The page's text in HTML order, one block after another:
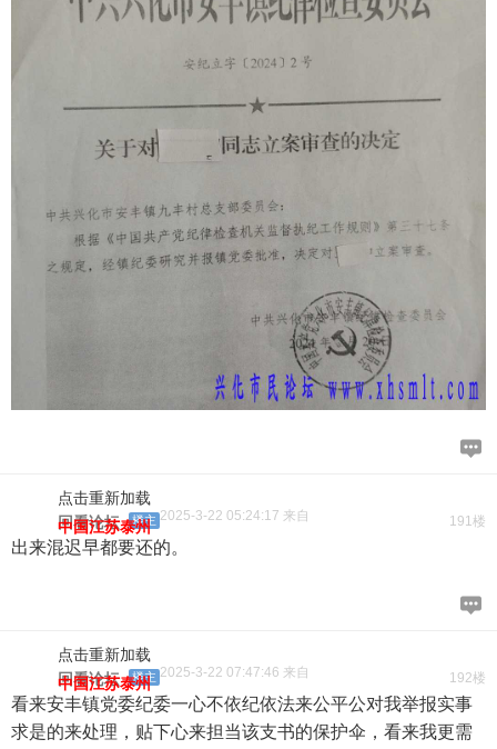
点击重新加载
191楼
回看论坛 楼主 2025-3-22 05:24:17 来自
中国江苏泰州
出来混迟早都要还的。
点击重新加载
192楼
回看论坛 楼主 2025-3-22 07:47:46 来自
中国江苏泰州
看来安丰镇党委纪委一心不依纪依法来公平公对我举报实事
求是的来处理，贴下心来担当该支书的保护伞，看来我更需